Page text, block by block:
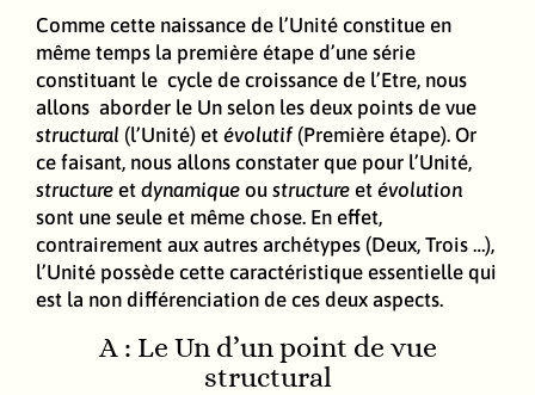
Comme cette naissance de l’Unité constitue en
même temps la première étape d’une série
constituant le cycle de croissance de l’Etre, nous
allons aborder le Un selon les deux points de vue
structural (l’Unité) et évolutif (Première étape). Or
ce faisant, nous allons constater que pour l’Unité,
structure et dynamique ou structure et évolution
sont une seule et même chose. En effet,
contrairement aux autres archétypes (Deux, Trois …),
l’Unité possède cette caractéristique essentielle qui
est la non différenciation de ces deux aspects.
A : Le Un d’un point de vue
structural